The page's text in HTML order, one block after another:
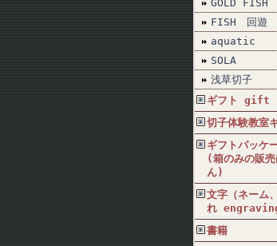
GOLD FISH
FISH 回遊
aquatic
SOLA
浅草切子
ギフト gift
切子体験教室
ギフトパッ
(箱のみの販
ん)
文字（ネーム
れ
書籍